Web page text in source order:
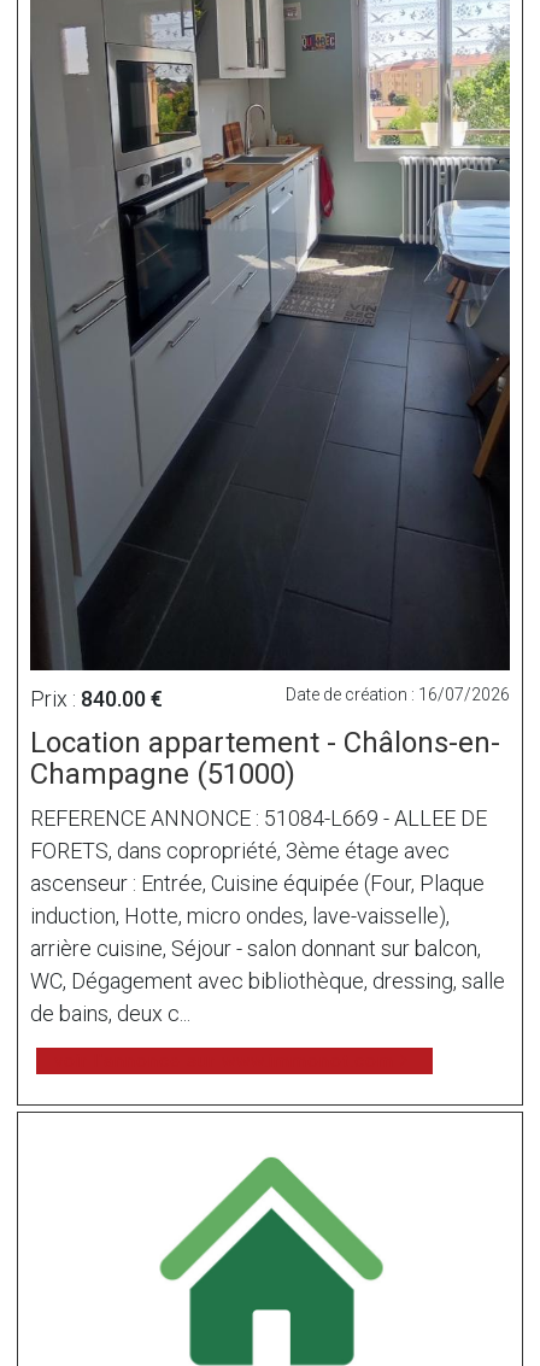
Prix : 840.00 € Date de création : 16/07/2026
Location appartement - Châlons-en-
Champagne (51000)
REFERENCE ANNONCE : 51084-L669 - ALLEE DE
FORETS, dans copropriété, 3ème étage avec
ascenseur : Entrée, Cuisine équipée (Four, Plaque
induction, Hotte, micro ondes, lave-vaisselle),
arrière cuisine, Séjour - salon donnant sur balcon,
WC, Dégagement avec bibliothèque, dressing, salle
de bains, deux c...